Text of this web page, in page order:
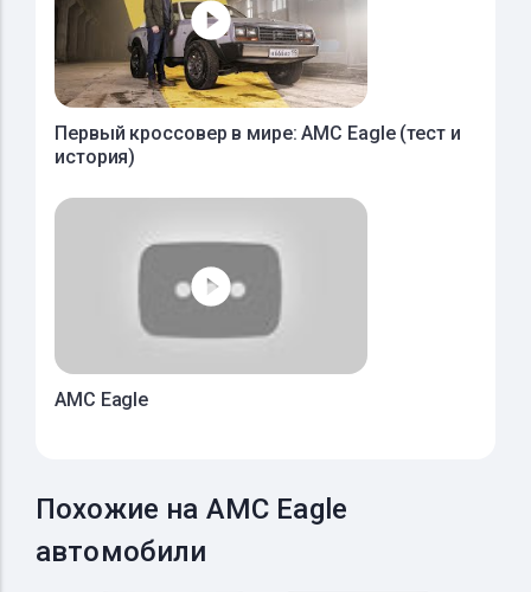
Первый кроссовер в мире: AMC Eagle (тест и
история)
AMC Eagle
Похожие на AMC Eagle
автомобили